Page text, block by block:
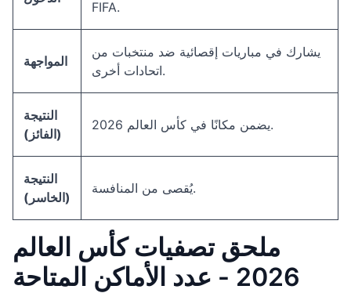
FIFA.
المواجهة
يشارك في مباريات إقصائية ضد منتخبات من
اتحادات أخرى.
النتيجة
(الفائز)
يضمن مكانًا في كأس العالم 2026.
النتيجة
(الخاسر)
يُقصى من المنافسة.
ملحق تصفيات كأس العالم
2026 - عدد الأماكن المتاحة